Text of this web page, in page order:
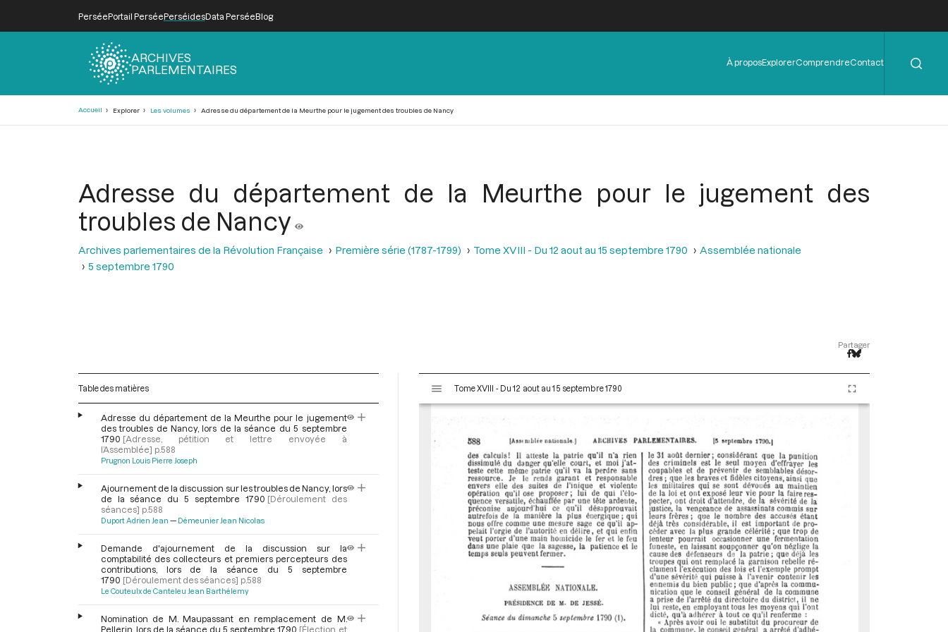
PerséePortail PerséePerséidesData PerséeBlog
ARCHIVES
PARLEMENTAIRES
Menu
de
À proposExplorerComprendreContact
Accueil Explorer Les volumes Adresse du département de la Meurthe pour le jugement des troubles de Nancy
Adresse du département de la Meurthe pour le jugement des
troubles de Nancy
Archives parlementaires de la Révolution Française Première série (1787-1799) Tome XVIII - Du 12 aout au 15 septembre 1790
Assemblée nationale
5 septembre 1790
Partager
Table des matières
Adresse du département de la Meurthe pour le jugement
des troubles de Nancy, lors de la séance du 5 septembre
1790 [Adresse, pétition et lettre envoyée à
l’Assemblée] p.588
Prugnon Louis Pierre Joseph
Ajournement de la discussion sur les troubles de Nancy, lors
de la séance du 5 septembre 1790 [Déroulement des
séances] p.588
Duport Adrien Jean Démeunier Jean Nicolas
Demande d'ajournement de la discussion sur la
comptabilité des collecteurs et premiers percepteurs des
contributions, lors de la séance du 5 septembre
1790 [Déroulement des séances] p.588
Le Couteulx de Canteleu Jean Barthélemy
Nomination de M. Maupassant en remplacement de M.
Pellerin, lors de la séance du 5 septembre 1790 [Élection et
s
Tome XVIII - Du 12 aout au 15 septembre 1790